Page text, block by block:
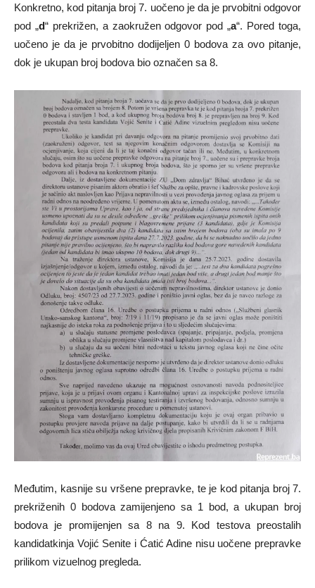
Konkretno, kod pitanja broj 7. uočeno je da je prvobitni odgovor
pod „d“ prekrižen, a zaokružen odgovor pod „a“. Pored toga,
uočeno je da je prvobitno dodijeljen 0 bodova za ovo pitanje,
dok je ukupan broj bodova bio označen sa 8.
Međutim, kasnije su vršene prepravke, te je kod pitanja broj 7.
prekriženih 0 bodova zamijenjeno sa 1 bod, a ukupan broj
bodova je promijenjen sa 8 na 9. Kod testova preostalih
kandidatkinja Vojić Senite i Ćatić Adine nisu uočene prepravke
prilikom vizuelnog pregleda.